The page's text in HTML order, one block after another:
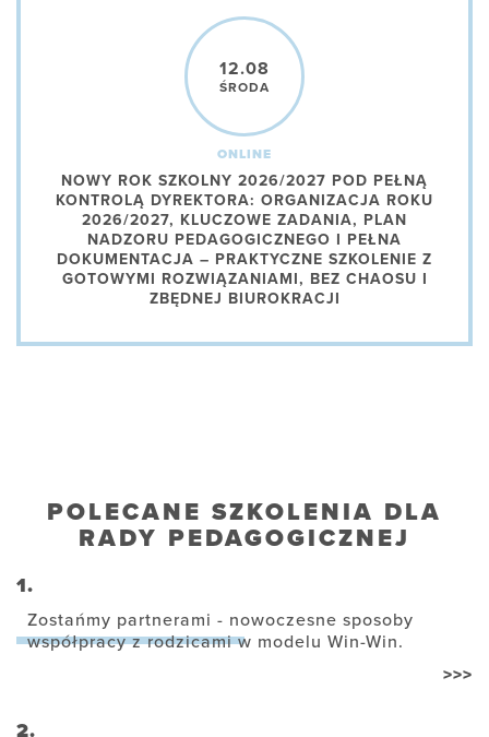
12.08
ŚRODA
ONLINE
NOWY ROK SZKOLNY 2026/2027 POD PEŁNĄ
KONTROLĄ DYREKTORA: ORGANIZACJA ROKU
2026/2027, KLUCZOWE ZADANIA, PLAN
NADZORU PEDAGOGICZNEGO I PEŁNA
DOKUMENTACJA – PRAKTYCZNE SZKOLENIE Z
GOTOWYMI ROZWIĄZANIAMI, BEZ CHAOSU I
ZBĘDNEJ BIUROKRACJI
POLECANE SZKOLENIA DLA
RADY PEDAGOGICZNEJ
1.
Zostańmy partnerami - nowoczesne sposoby
współpracy z rodzicami w modelu Win-Win.
>>>
2.